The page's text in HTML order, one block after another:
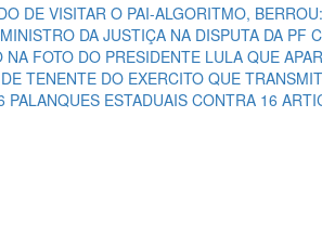
DE VISITAR O PAI-ALGORITMO,
MINISTRO DA JUSTIÇA NA DISPUTA DA PF
NA FOTO DO PRESIDENTE LULA QUE
TENENTE DO EXERCITO QUE
PALANQUES ESTADUAIS CONTRA 16